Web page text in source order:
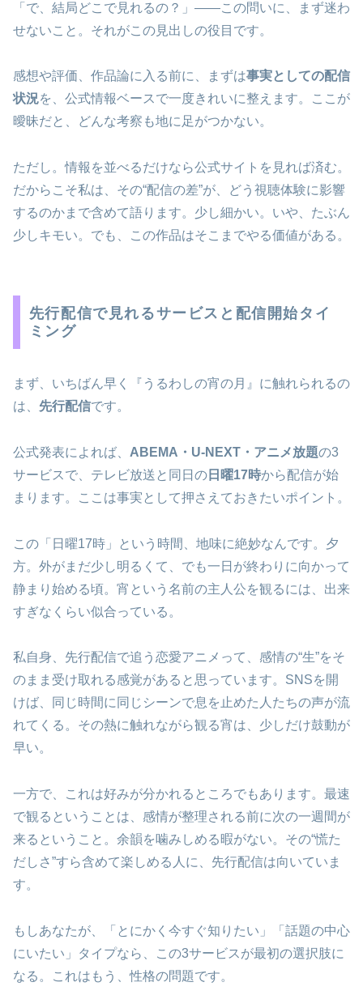
「で、結局どこで見れるの？」――この問いに、まず迷わ
せないこと。それがこの見出しの役目です。
感想や評価、作品論に入る前に、まずは事実としての配信
状況を、公式情報ベースで一度きれいに整えます。ここが
曖昧だと、どんな考察も地に足がつかない。
ただし。情報を並べるだけなら公式サイトを見れば済む。
だからこそ私は、その“配信の差”が、どう視聴体験に影響
するのかまで含めて語ります。少し細かい。いや、たぶん
少しキモい。でも、この作品はそこまでやる価値がある。
先行配信で見れるサービスと配信開始タイ
ミング
まず、いちばん早く『うるわしの宵の月』に触れられるの
は、 先行配信です。
公式発表によれば、 ABEMA・U-NEXT・アニメ放題の3
サービスで、テレビ放送と同日の 日曜17時から配信が始
まります。ここは事実として押さえておきたいポイント。
この「日曜17時」という時間、地味に絶妙なんです。夕
方。外がまだ少し明るくて、でも一日が終わりに向かって
静まり始める頃。宵という名前の主人公を観るには、出来
すぎなくらい似合っている。
私自身、先行配信で追う恋愛アニメって、感情の“生”をそ
のまま受け取れる感覚があると思っています。SNSを開
けば、同じ時間に同じシーンで息を止めた人たちの声が流
れてくる。その熱に触れながら観る宵は、少しだけ鼓動が
早い。
一方で、これは好みが分かれるところでもあります。最速
で観るということは、感情が整理される前に次の一週間が
来るということ。余韻を噛みしめる暇がない。その“慌た
だしさ”すら含めて楽しめる人に、先行配信は向いていま
す。
もしあなたが、「とにかく今すぐ知りたい」「話題の中心
にいたい」タイプなら、この3サービスが最初の選択肢に
なる。これはもう、性格の問題です。